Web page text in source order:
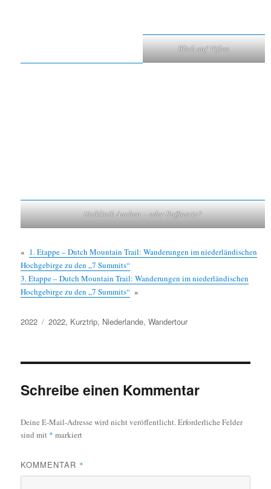
Blick auf Vijlen
Uniklinik Aachen – oder Raffinerie?
« 1. Etappe – Dutch Mountain Trail: Wanderungen im niederländischen
Hochgebirge zu den „7 Summits“
3. Etappe – Dutch Mountain Trail: Wanderungen im niederländischen
Hochgebirge zu den „7 Summits“ »
Kategorien
2022 Schlagwörter
2022, Kurztrip, Niederlande,Wandertour
Schreibe einen Kommentar
Deine E-Mail-Adresse wird nicht veröffentlicht.Erforderliche Felder
sind mit * markiert
KOMMENTAR *